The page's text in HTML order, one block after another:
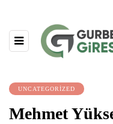
UNCATEGORIZED
Mehmet